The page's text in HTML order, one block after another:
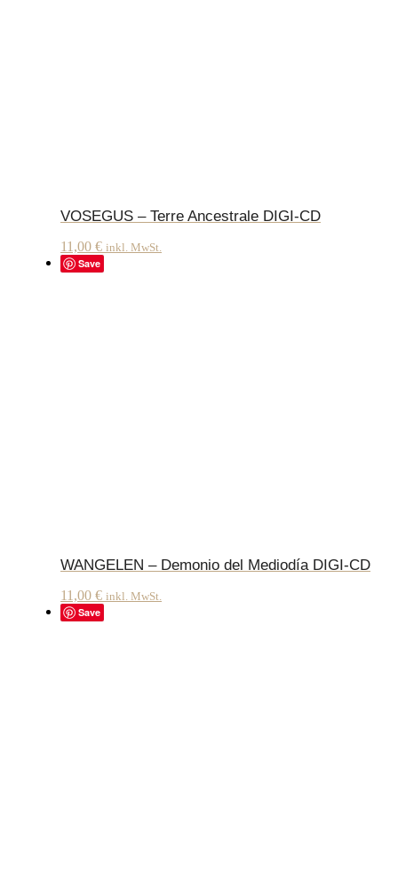
VOSEGUS – Terre Ancestrale DIGI-CD
11,00 € inkl. MwSt.
Save
WANGELEN – Demonio del Mediodía DIGI-CD
11,00 € inkl. MwSt.
Save